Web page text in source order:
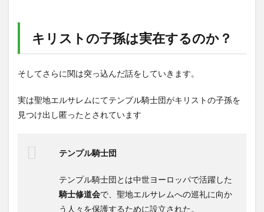
キリストの子孫は実在するのか？
そしてさらに関は突っ込んだ話をしていきます。
実は聖地エルサレムにてテンプル騎士団がキリストの子孫を
見つけ出し匿ったとされています
テンプル騎士団
テンプル騎士団とは中世ヨーロッパで活躍した
騎士修道会で、聖地エルサレムへの巡礼に向か
う人々を保護するために設立された。